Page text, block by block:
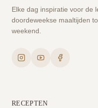
Elke dag inspiratie voor de
doordeweekse maaltijden
weekend.
RECEPTEN